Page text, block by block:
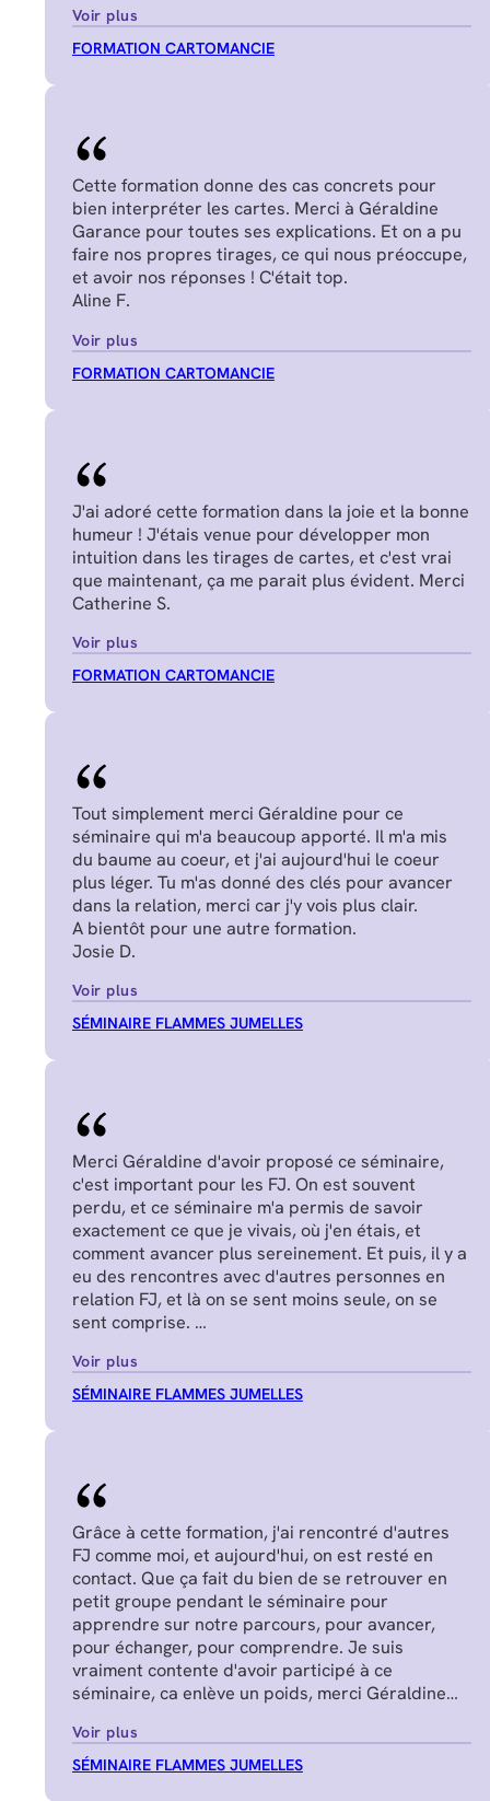
Voir plus
FORMATION CARTOMANCIE
Cette formation donne des cas concrets pour
bien interpréter les cartes. Merci à Géraldine
Garance pour toutes ses explications. Et on a pu
faire nos propres tirages, ce qui nous préoccupe,
et avoir nos réponses ! C'était top.
Aline F.
Voir plus
FORMATION CARTOMANCIE
J'ai adoré cette formation dans la joie et la bonne
humeur ! J'étais venue pour développer mon
intuition dans les tirages de cartes, et c'est vrai
que maintenant, ça me parait plus évident. Merci
Catherine S.
Voir plus
FORMATION CARTOMANCIE
Tout simplement merci Géraldine pour ce
séminaire qui m'a beaucoup apporté. Il m'a mis
du baume au coeur, et j'ai aujourd'hui le coeur
plus léger. Tu m'as donné des clés pour avancer
dans la relation, merci car j'y vois plus clair.
A bientôt pour une autre formation.
Josie D.
Voir plus
SÉMINAIRE FLAMMES JUMELLES
Merci Géraldine d'avoir proposé ce séminaire,
c'est important pour les FJ. On est souvent
perdu, et ce séminaire m'a permis de savoir
exactement ce que je vivais, où j'en étais, et
comment avancer plus sereinement. Et puis, il y a
eu des rencontres avec d'autres personnes en
relation FJ, et là on se sent moins seule, on se
sent comprise.
Voir plus
SÉMINAIRE FLAMMES JUMELLES
Grâce à cette formation, j'ai rencontré d'autres
FJ comme moi, et aujourd'hui, on est resté en
contact. Que ça fait du bien de se retrouver en
petit groupe pendant le séminaire pour
apprendre sur notre parcours, pour avancer,
pour échanger, pour comprendre. Je suis
vraiment contente d'avoir participé à ce
séminaire, ca enlève un poids, merci Géraldine
Voir plus
SÉMINAIRE FLAMMES JUMELLES